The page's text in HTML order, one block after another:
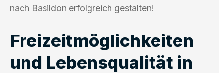
nach Basildon erfolgreich gestalten!
Freizeitmöglichkeiten
und Lebensqualität in